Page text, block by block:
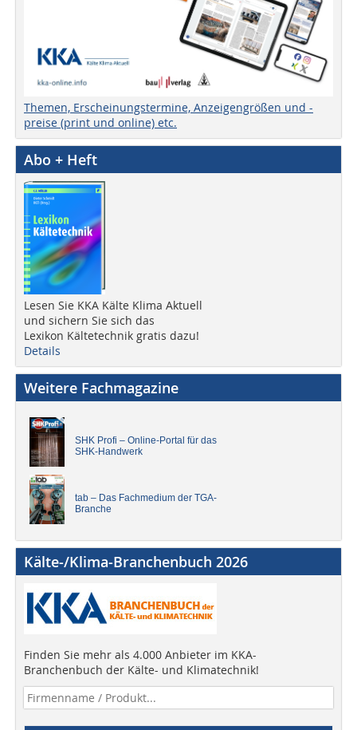
Themen, Erscheinungstermine, Anzeigengrößen und -
preise (print und online) etc.
Abo + Heft
Lesen Sie KKA Kälte Klima Aktuell
und sichern Sie sich das
Lexikon Kältetechnik gratis dazu!
Details
Weitere Fachmagazine
SHK Profi – Online-Portal für das
SHK-Handwerk
tab – Das Fachmedium der TGA-
Branche
Kälte-/Klima-Branchenbuch 2026
Finden Sie mehr als 4.000 Anbieter im KKA-
Branchenbuch der Kälte- und Klimatechnik!